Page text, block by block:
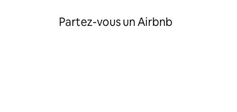
Partez-vous un Airbnb